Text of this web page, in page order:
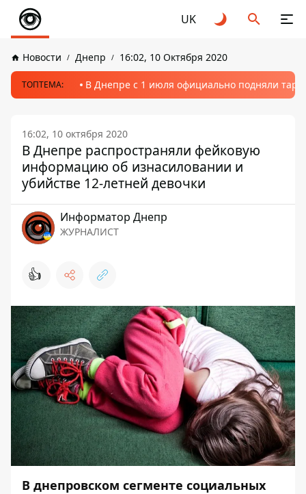
UK
Новости Днепр 16:02, 10 Октября 2020
ТОПТЕМА: В Днепре с 1 июля официально подняли
16:02, 10 октября 2020
В Днепре распространяли фейковую
информацию об изнасиловании и
убийстве 12-летней девочки
Информатор Днепр
ЖУРНАЛИСТ
👍
В днепровском сегменте социальных